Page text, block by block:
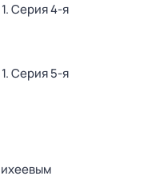
. Серия 4-я
. Серия 5-я